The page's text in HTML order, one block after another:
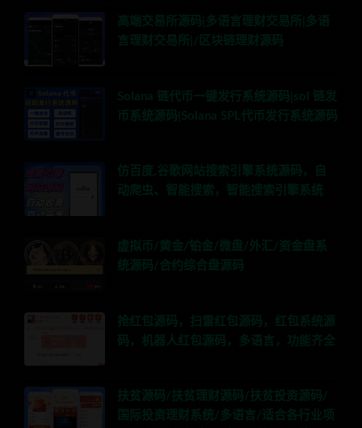
高端交易所源码|多语言理财交易所|多语
言理财交易所|/区块链理财源码
Solana 链代币一键发行系统源码|sol 链发
币系统源码|Solana SPL代币发行系统源码
仿百度,谷歌网站搜索引擎系统源码，自
动爬虫、智能搜索，智能搜索引擎系统
虚拟币/黄金/铂金/微盘/外汇/资金盘系
统源码/合约综合盘源码
抢红包源码，扫雷红包源码，红包系统源
码，机器人红包源码，多语言，功能齐全
扶贫源码/扶贫理财源码/扶贫投资源码/
国际投资理财系统/多语言/适合各行业项